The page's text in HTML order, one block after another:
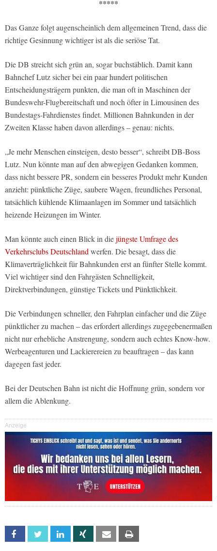
*****
Das Ganze folgt augenscheinlich dem allgemeinen Trend, dass die
richtige Gesinnung wichtiger ist als die seriöse Tat.
Die DB streicht sich grün an, sogar buchstäblich. Damit kann
Bahnchef Lutz sicher bei ein paar hundert politischen
Entscheidungsträgern punkten, die man oft in Maschinen der
Bundeswehr-Flugbereitschaft und noch öfter in Limousinen des
Bundestags-Fahrdienstes findet. Millionen Bahnkunden in der
Zweiten Klasse haben davon allerdings – genau: nichts.
„Je mehr Menschen einsteigen, desto besser“, schreibt DB-Boss
Lutz. Nun könnte man auf den abwegigen Gedanken kommen,
dass nicht bessere PR, sondern ein besseres Produkt mehr Kunden
anzieht: pünktliche Züge, saubere Wagen, freundliches Personal,
tatsächlich kühlende Klimaanlagen im Sommer und tatsächlich
heizende Heizungen im Winter.
Man könnte auch einen Blick in diejüngste Umfrage des
Verkehrsclubs Deutschlandwerfen. Die besagt, dass die
Klimaverträglichkeit für Bahnkunden erst an fünfter Stelle kommt.
Viel wichtiger sind den Fahrgästen Schnelligkeit,
Direktverbindungen, günstige Tickets und Pünktlichkeit.
Die Verbindungen schneller, den Fahrplan einfacher und die Züge
pünktlicher zu machen – das erfordert allerdings zugegebenermaßen
nicht nur erhebliche Anstrengung, sondern auch echtes Know-how.
Werbeagenturen und Lackierereien zu beauftragen – das kann
dagegen fast jeder.
Bei der Deutschen Bahn ist nicht die Hoffnung grün, sondern vor
allem die Ablenkung.
Anzeige
Facebook Twitter Linkedin Xing Email